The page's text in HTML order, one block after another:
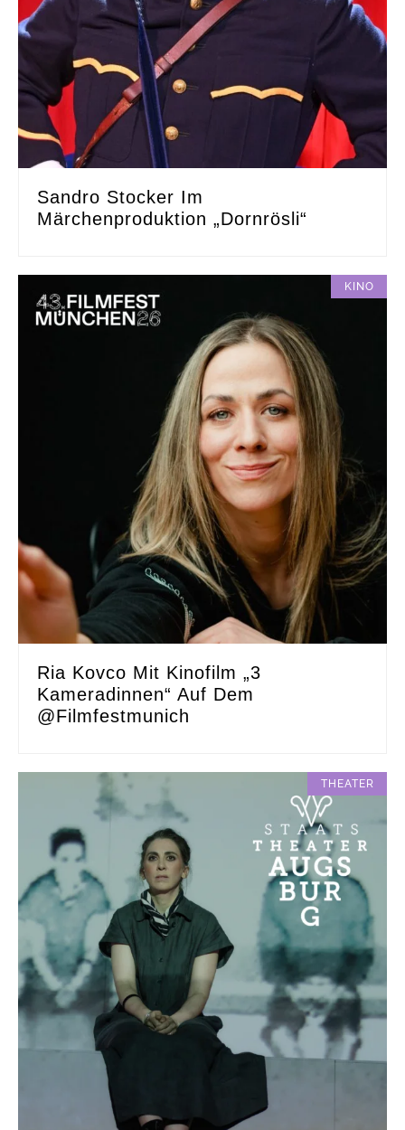
Sandro Stocker Im
Märchenproduktion „Dornrösli“
KINO
Ria Kovco Mit Kinofilm „3
Kameradinnen“ Auf Dem
@filmfestmunich
THEATER